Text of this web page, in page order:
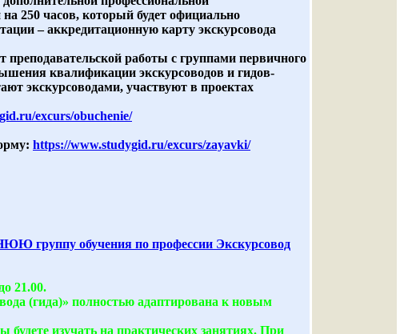
250 часов, который будет официально
– аккредитационную карту экскурсовода
работы с группами первичного
квалификации экскурсоводов и гидов-
экскурсоводами, участвуют в проектах
excurs/obuchenie/
https://www.studygid.ru/excurs/zayavki/
группу обучения по профессии Экскурсовод
21.00.
(гида)» полностью адаптирована к новым
изучать на практических занятиях. При